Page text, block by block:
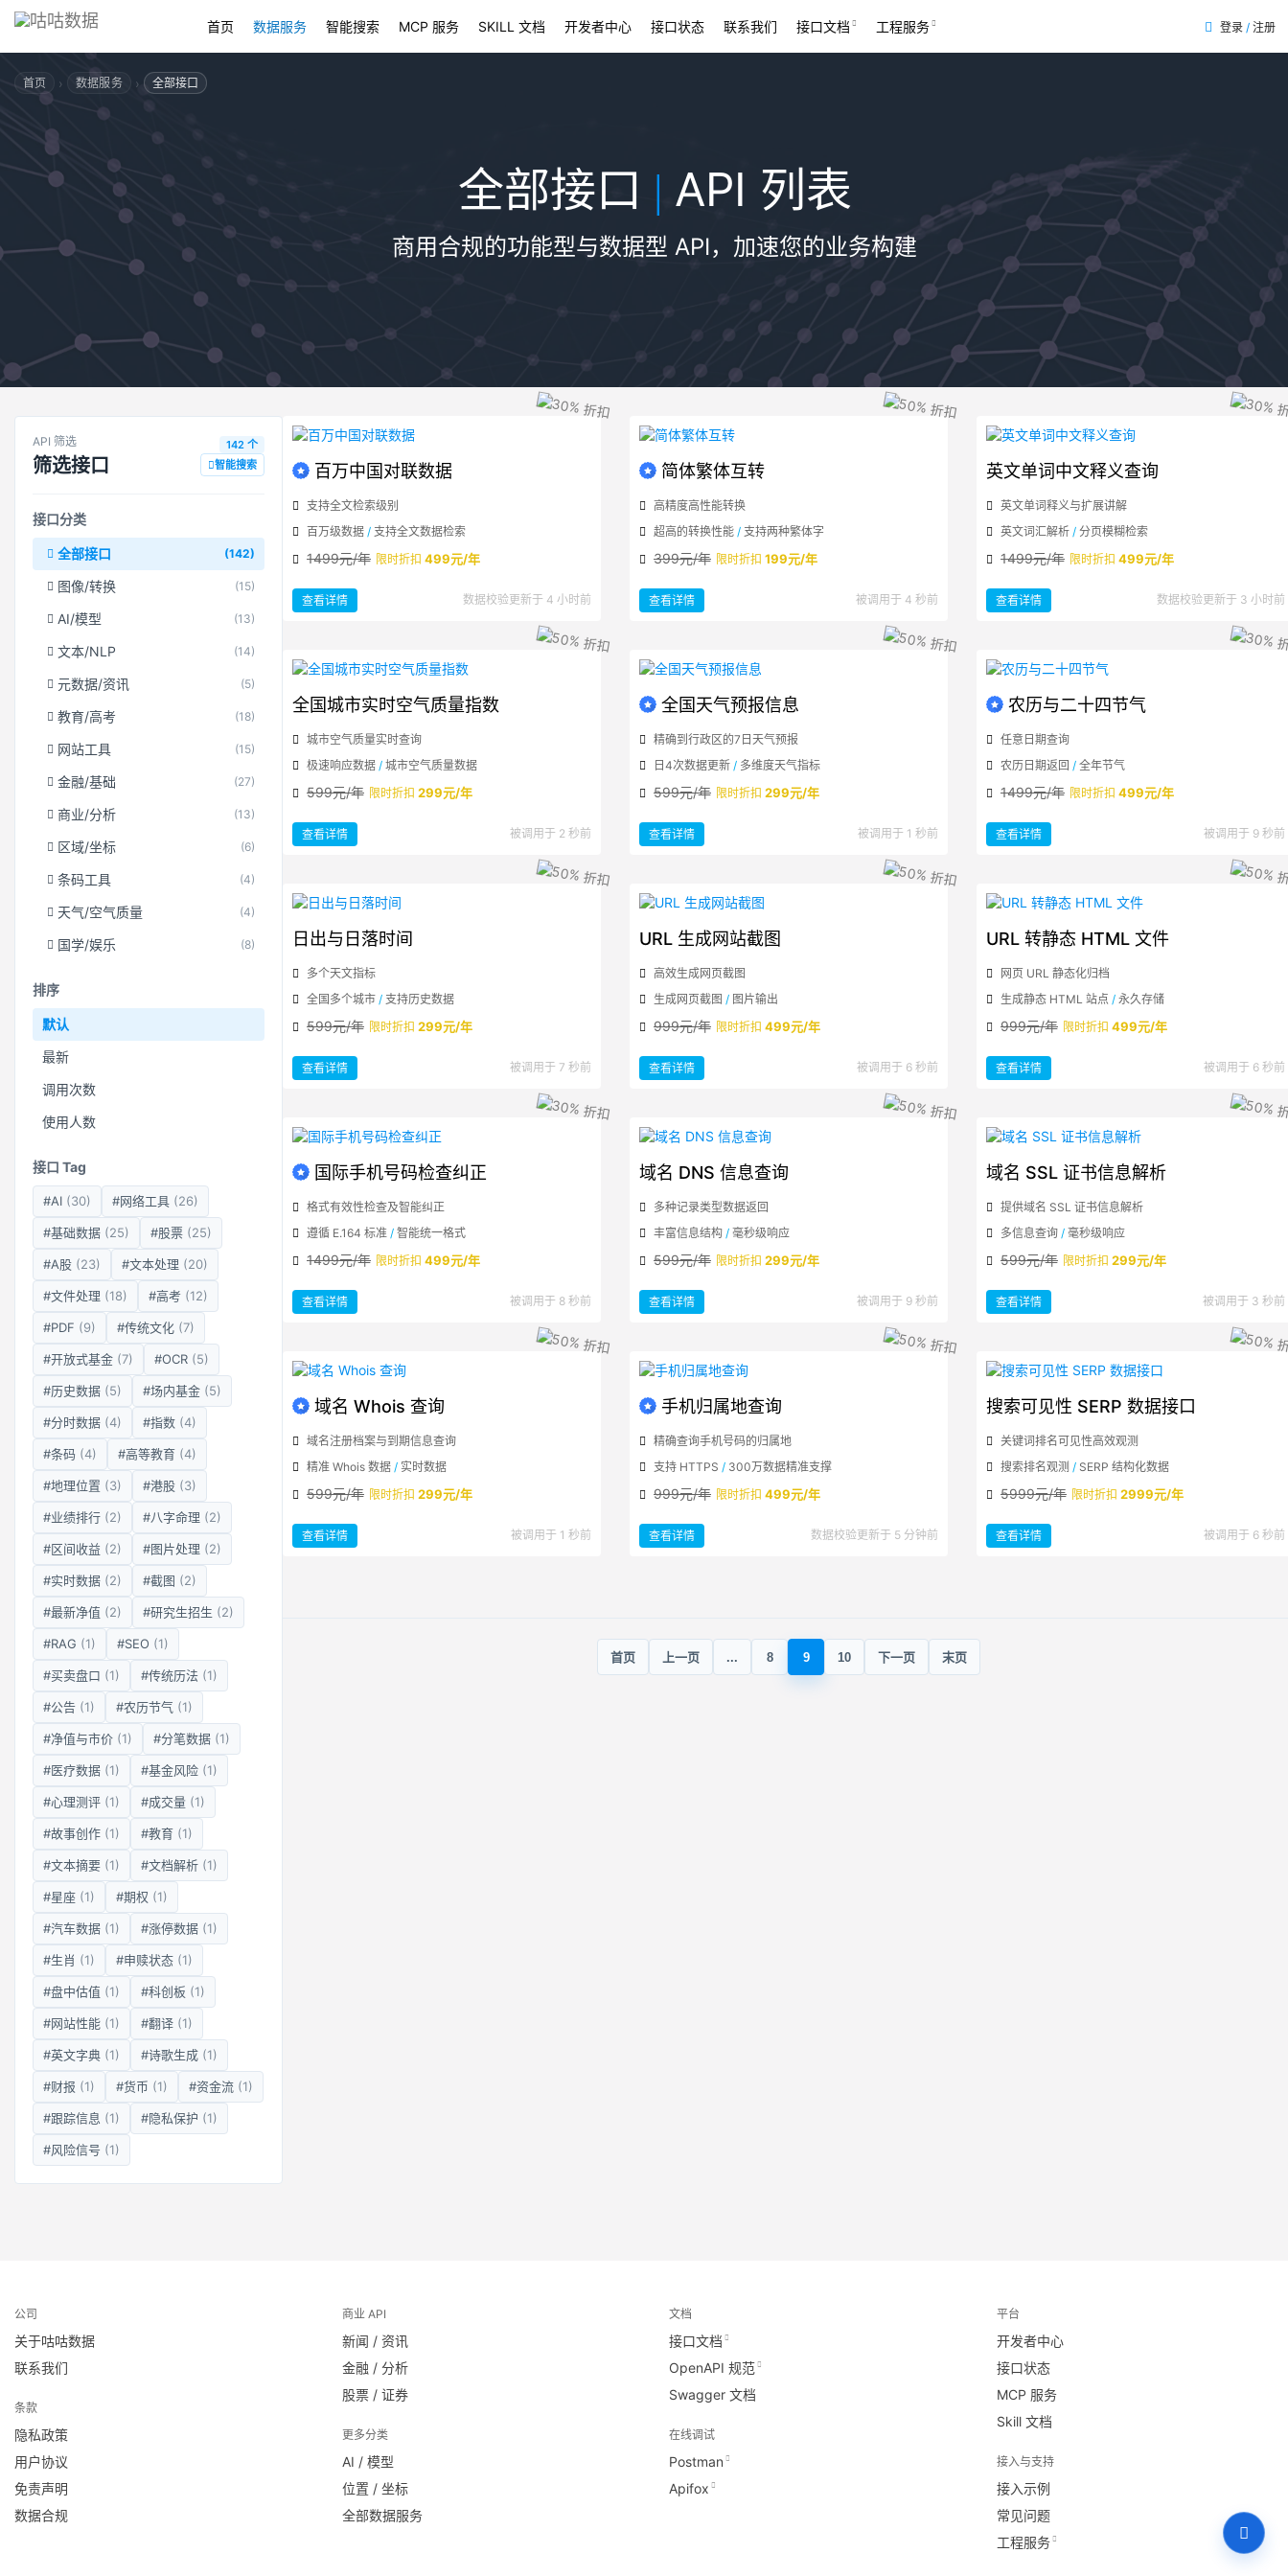
首页 数据服务 智能搜索 MCP 服务 SKILL 文档 开发者中心 接口状态 联系我们 接口文档 工程服务 登录 / 注册
首页 › 数据服务 › 全部接口
全部接口 | API 列表
商用合规的功能型与数据型 API，加速您的业务构建
API 筛选
筛选接口
142 个
智能搜索
接口分类
全部接口 (142)
图像/转换 (15)
AI/模型 (13)
文本/NLP (14)
元数据/资讯 (5)
教育/高考 (18)
网站工具 (15)
金融/基础 (27)
商业/分析 (13)
区域/坐标 (6)
条码工具 (4)
天气/空气质量 (4)
国学/娱乐 (8)
排序
默认
最新
调用次数
使用人数
接口 Tag
#AI (30) #网络工具 (26)
#基础数据 (25) #股票 (25)
#A股 (23) #文本处理 (20)
#文件处理 (18) #高考 (12)
#PDF (9) #传统文化 (7)
#开放式基金 (7) #OCR (5)
#历史数据 (5) #场内基金 (5)
#分时数据 (4) #指数 (4)
#条码 (4) #高等教育 (4)
#地理位置 (3) #港股 (3)
#业绩排行 (2) #八字命理 (2)
#区间收益 (2) #图片处理 (2)
#实时数据 (2) #截图 (2)
#最新净值 (2) #研究生招生 (2)
#RAG (1) #SEO (1)
#买卖盘口 (1) #传统历法 (1)
#公告 (1) #农历节气 (1)
#净值与市价 (1) #分笔数据 (1)
#医疗数据 (1) #基金风险 (1)
#心理测评 (1) #成交量 (1)
#故事创作 (1) #教育 (1)
#文本摘要 (1) #文档解析 (1)
#星座 (1) #期权 (1)
#汽车数据 (1) #涨停数据 (1)
#生肖 (1) #申赎状态 (1)
#盘中估值 (1) #科创板 (1)
#网站性能 (1) #翻译 (1)
#英文字典 (1) #诗歌生成 (1)
#财报 (1) #货币 (1) #资金流 (1)
#跟踪信息 (1) #隐私保护 (1)
#风险信号 (1)
百万中国对联数据
支持全文检索级别
百万级数据 / 支持全文数据检索
1499元/年 限时折扣 499元/年
查看详情
百
数
据
数据校验更新于 4 小时前
简体繁体互转
高精度高性能转换
超高的转换性能 / 支持两种繁体字
399元/年 限时折扣 199元/年
查看详情
简
被调用于 4 秒前
英文单词中文释义查询
英文单词释义与扩展讲解
英文词汇解析 / 分页模糊检索
1499元/年 限时折扣 499元/年
查看详情
英
释
义
数据校验更新于 3 小时前
全国城市实时空气质量指数
城市空气质量实时查询
极速响应数据 / 城市空气质量数据
599元/年 限时折扣 299元/年
查看详情
全
空
气
量
指
数
被调用于 2 秒前
全国天气预报信息
精确到行政区的7日天气预报
日4次数据更新 / 多维度天气指标
599元/年 限时折扣 299元/年
查看详情
全
信
息
被调用于 1 秒前
农历与二十四节气
任意日期查询
农历日期返回 / 全年节气
1499元/年 限时折扣 499元/年
查看详情
农
节
气
被调用于 9 秒前
日出与日落时间
多个天文指标
全国多个城市 / 支持历史数据
599元/年 限时折扣 299元/年
查看详情
日
间
被调用于 7 秒前
URL 生成网站截图
高效生成网页截图
生成网页截图 / 图片输出
999元/年 限时折扣 499元/年
查看详情
URL
图
被调用于 6 秒前
URL 转静态 HTML 文件
网页 URL 静态化归档
生成静态 HTML 站点 / 永久存储
999元/年 限时折扣 499元/年
查看详情
URL
件
被调用于 6 秒前
国际手机号码检查纠正
格式有效性检查及智能纠正
遵循 E.164 标准 / 智能统一格式
1499元/年 限时折扣 499元/年
查看详情
国
检
查
被调用于 8 秒前
域名 DNS 信息查询
多种记录类型数据返回
丰富信息结构 / 毫秒级响应
599元/年 限时折扣 299元/年
查看详情
域
询
被调用于 9 秒前
域名 SSL 证书信息解析
提供域名 SSL 证书信息解析
多信息查询 / 毫秒级响应
599元/年 限时折扣 299元/年
查看详情
域
息
解
被调用于 3 秒前
域名 Whois 查询
域名注册档案与到期信息查询
精准 Whois 数据 / 实时数据
599元/年 限时折扣 299元/年
查看详情
域
被调用于 1 秒前
手机归属地查询
精确查询手机号码的归属地
支持 HTTPS / 300万数据精准支撑
999元/年 限时折扣 499元/年
查看详情
手
数据校验更新于 5 分钟前
搜索可见性 SERP 数据接口
关键词排名可见性高效观测
搜索排名观测 / SERP 结构化数据
5999元/年 限时折扣 2999元/年
查看详情
搜
被调用于 6 秒前
首页 上一页 ... 8 9 10 下一页 末页
公司
关于咕咕数据
联系我们
条款
隐私政策
用户协议
免责声明
数据合规
商业 API
新闻 / 资讯
金融 / 分析
股票 / 证券
更多分类
AI / 模型
位置 / 坐标
全部数据服务
文档
接口文档
OpenAPI 规范
Swagger 文档
在线调试
Postman
Apifox
平台
开发者中心
接口状态
MCP 服务
Skill 文档
接入与支持
接入示例
常见问题
工程服务